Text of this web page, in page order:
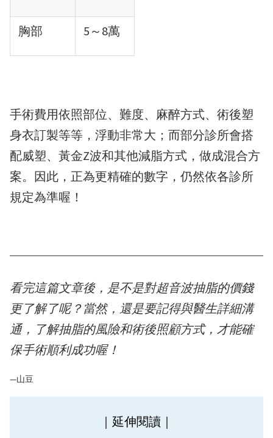
胸部 5～8萬
手術費用依照部位、難度、麻醉方式、術後塑
身衣訂製等等，浮動非常大；而部分診所會搭
配威塑、黃金Z波和其他減脂方式，做成混合方
案。因此，正為更精確的數字，仍然依各診所
規定為準喔！
看完這篇文章後，是不是對超音波抽脂的價錢
更了解了呢？當然，還是要記得與醫生詳細溝
通，了解抽脂的風險和術後照顧方式，才能確
保手術順利成功喔！
—山豆
｜延伸閱讀｜